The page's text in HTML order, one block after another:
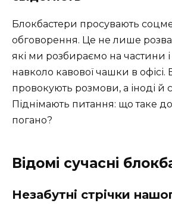
Блокбастери просувають
обговорення. Це не лише
які ми розбираємо на частини
навколо кавової чашки в офісі.
провокують розмови, а іноді й
Піднімають питання: що таке
погано?
Відомі сучасні
Незабутні стрічки